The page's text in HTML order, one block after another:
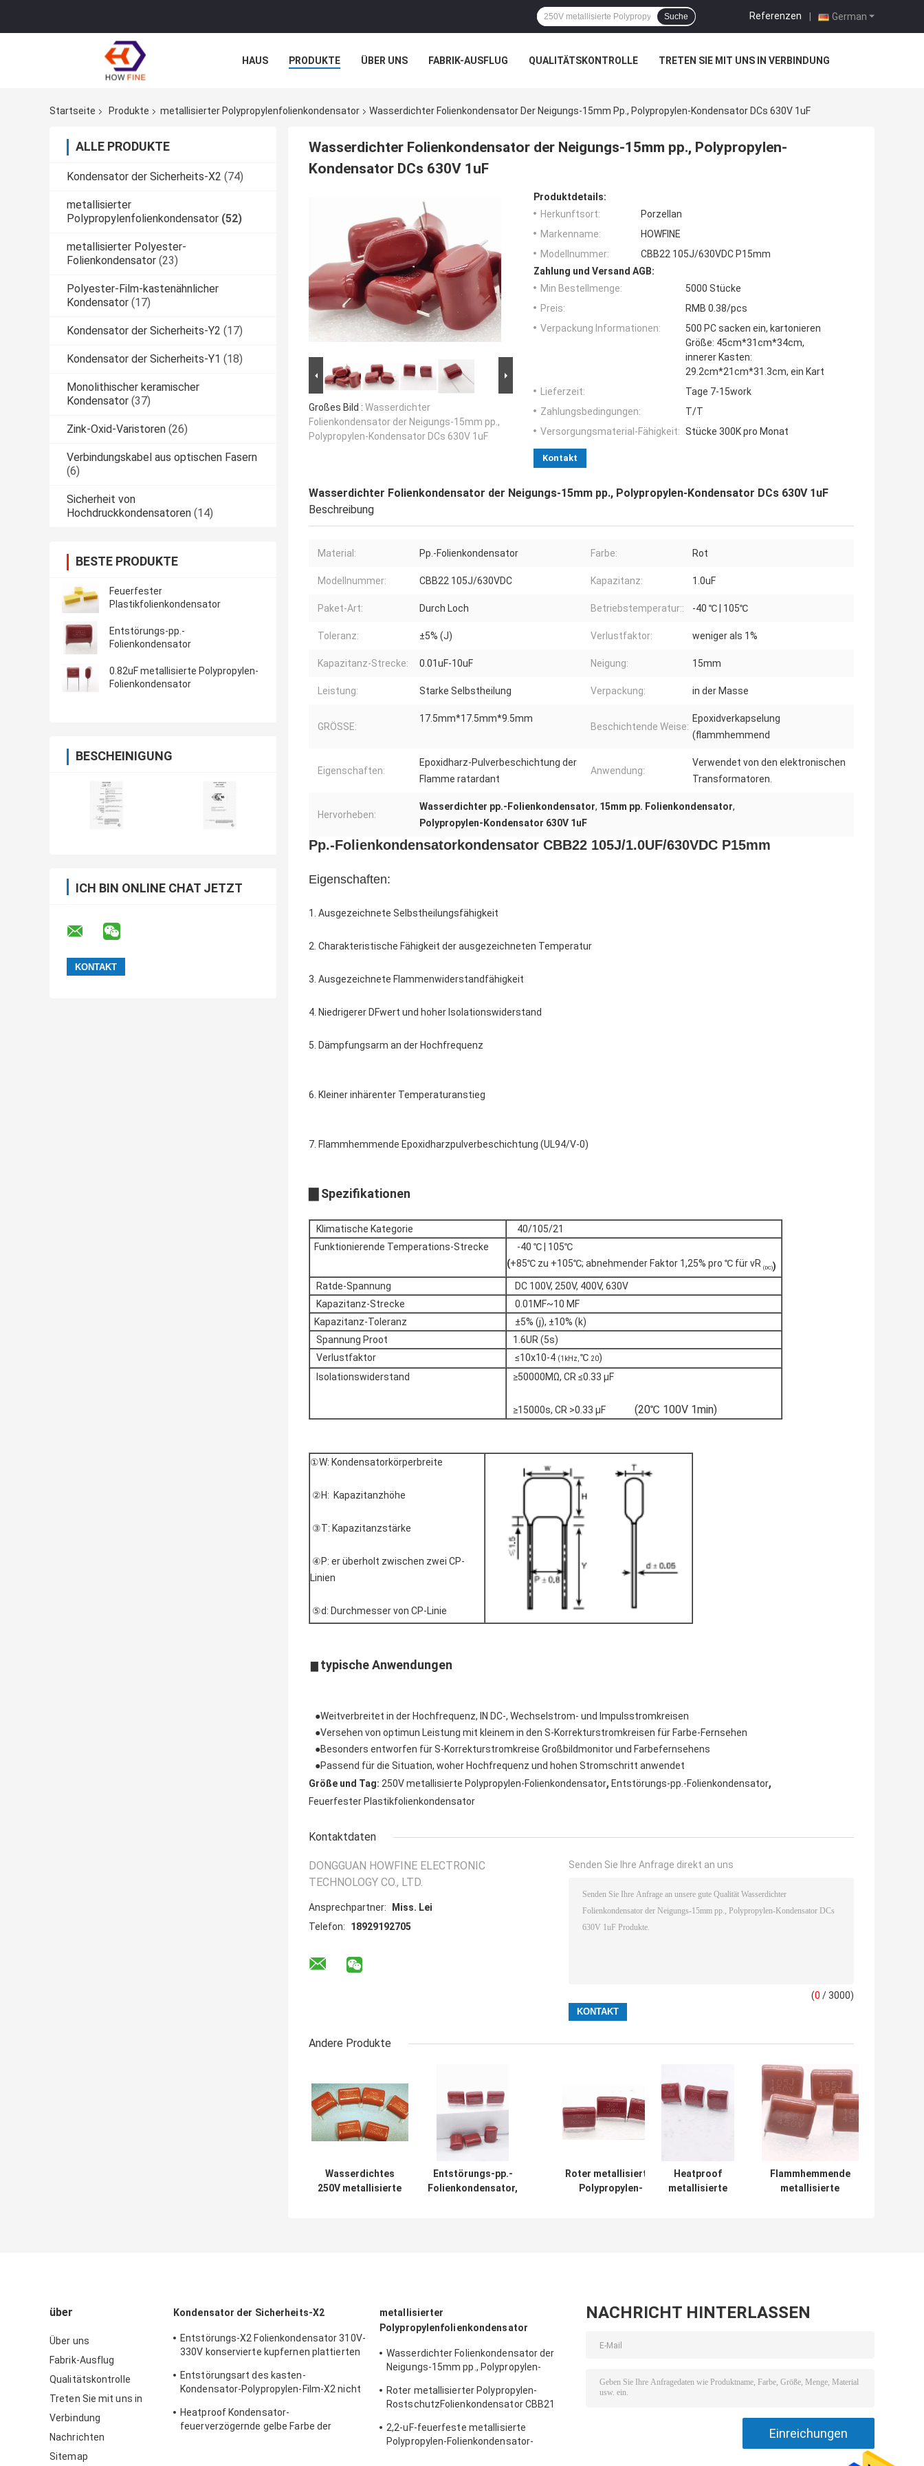
German
Referenzen |
Suche
HAUS PRODUKTE ÜBER UNS FABRIK-AUSFLUG QUALITÄTSKONTROLLE TRETEN SIE MIT UNS IN VERBINDUNG
Startseite
Produkte metallisierter Polypropylenfolienkondensator Wasserdichter Folienkondensator Der Neigungs-15mm Pp., Polypropylen-Kondensator DCs 630V 1uF
ALLE PRODUKTE
Kondensator der Sicherheits-X2 (74)
metallisierter
Polypropylenfolienkondensator (52)
metallisierter Polyester-
Folienkondensator (23)
Polyester-Film-kastenähnlicher
Kondensator (17)
Kondensator der Sicherheits-Y2 (17)
Kondensator der Sicherheits-Y1 (18)
Monolithischer keramischer
Kondensator (37)
Zink-Oxid-Varistoren (26)
Verbindungskabel aus optischen Fasern
(6)
Sicherheit von
Hochdruckkondensatoren (14)
BESTE PRODUKTE
Feuerfester
Plastikfolienkondensator
Entstörungs-pp.-
Folienkondensator
0.82uF metallisierte Polypropylen-
Folienkondensator
BESCHEINIGUNG
ICH BIN ONLINE CHAT JETZT
Wasserdichter Folienkondensator der Neigungs-15mm pp., Polypropylen-
Kondensator DCs 630V 1uF
Großes Bild : Wasserdichter
Folienkondensator der Neigungs-15mm pp.,
Polypropylen-Kondensator DCs 630V 1uF
Produktdetails:
Herkunftsort:
Porzellan
Markenname:
HOWFINE
Modellnummer:
CBB22 105J/630VDC P15mm
Zahlung und Versand AGB:
Min Bestellmenge:
5000 Stücke
Preis:
RMB 0.38/pcs
Verpackung Informationen:
500 PC sacken ein, kartonieren
Größe: 45cm*31cm*34cm,
innerer Kasten:
29.2cm*21cm*31.3cm, ein Kart
Lieferzeit:
Tage 7-15work
Zahlungsbedingungen:
T/T
Versorgungsmaterial-Fähigkeit: Stücke 300K pro Monat
Kontakt
Wasserdichter Folienkondensator der Neigungs-15mm pp., Polypropylen-Kondensator DCs 630V 1uF
Beschreibung
Material: Pp.-Folienkondensator Farbe: Rot
Modellnummer: CBB22 105J/630VDC Kapazitanz: 1.0uF
Paket-Art: Durch Loch Betriebstemperatur:: -40 ℃ | 105℃
Toleranz: ±5% (J) Verlustfaktor: weniger als 1%
Kapazitanz-Strecke: 0.01uF-10uF Neigung: 15mm
Leistung: Starke Selbstheilung Verpackung: in der Masse
GRÖSSE:
17.5mm*17.5mm*9.5mm
Beschichtende Weise:
Epoxidverkapselung
(flammhemmend
Eigenschaften:
Epoxidharz-Pulverbeschichtung der
Flamme ratardant
Anwendung:
Verwendet von den elektronischen
Transformatoren.
Hervorheben:
Wasserdichter pp.-Folienkondensator, 15mm pp. Folienkondensator,
Polypropylen-Kondensator 630V 1uF
Pp.-Folienkondensatorkondensator CBB22 105J/1.0UF/630VDC P15mm
Eigenschaften:
1. Ausgezeichnete Selbstheilungsfähigkeit
2. Charakteristische Fähigkeit der ausgezeichneten Temperatur
3. Ausgezeichnete Flammenwiderstandfähigkeit
4. Niedrigerer DFwert und hoher Isolationswiderstand
5. Dämpfungsarm an der Hochfrequenz
6. Kleiner inhärenter Temperaturanstieg
7. Flammhemmende Epoxidharzpulverbeschichtung (UL94/V-0)
▇ Spezifikationen
Klimatische Kategorie
40/105/21
Funktionierende Temperations-Strecke
-40 ℃ | 105℃
(+85℃ zu +105℃; abnehmender Faktor 1,25% pro ℃ für vR (DC))
Ratde-Spannung
DC 100V, 250V, 400V, 630V
Kapazitanz-Strecke
0.01ΜF~10 ΜF
Kapazitanz-Toleranz
±5% (j), ±10% (k)
Spannung Proot
1.6UR (5s)
Verlustfaktor
≤10x10-4 (1kHz,℃ 20)
Isolationswiderstand
≥50000MΩ, CR ≤0.33 µF
≥15000s, CR >0.33 µF (20℃ 100V 1min)
①W: Kondensatorkörperbreite
②H: Kapazitanzhöhe
③T: Kapazitanzstärke
④P: er überholt zwischen zwei CP-
Linien
⑤d: Durchmesser von CP-Linie
typische Anwendungen
●Weitverbreitet in der Hochfrequenz, IN DC-, Wechselstrom- und Impulsstromkreisen
●Versehen von optimun Leistung mit kleinem in den S-Korrekturstromkreisen für Farbe-Fernsehen
●Besonders entworfen für S-Korrekturstromkreise Großbildmonitor und Farbefernsehens
●Passend für die Situation, woher Hochfrequenz und hohen Stromschritt anwendet
Größe und Tag: 250V metallisierte Polypropylen-Folienkondensator, Entstörungs-pp.-Folienkondensator,
Feuerfester Plastikfolienkondensator
Kontaktdaten
DONGGUAN HOWFINE ELECTRONIC
TECHNOLOGY CO., LTD.
Ansprechpartner:
Miss. Lei
Telefon:
18929192705
Senden Sie Ihre Anfrage direkt an uns
(0 / 3000)
Andere Produkte
Wasserdichtes
250V metallisierte
Entstörungs-pp.-
Folienkondensator,
Roter metallisierter
Polypropylen-
Heatproof
metallisierte
Flammhemmende
metallisierte
über
Über uns
Fabrik-Ausflug
Qualitätskontrolle
Treten Sie mit uns in
Verbindung
Nachrichten
Sitemap
Kondensator der Sicherheits-X2
Entstörungs-X2 Folienkondensator 310V-
330V konservierte kupfernen plattierten
Entstörungsart des kasten-
Kondensator-Polypropylen-Film-X2 nicht
Heatproof Kondensator-
feuerverzögernde gelbe Farbe der
metallisierter
Polypropylenfolienkondensator
Wasserdichter Folienkondensator der
Neigungs-15mm pp., Polypropylen-
Roter metallisierter Polypropylen-
RostschutzFolienkondensator CBB21
2,2-uF-feuerfeste metallisierte
Polypropylen-Folienkondensator-
NACHRICHT HINTERLASSEN